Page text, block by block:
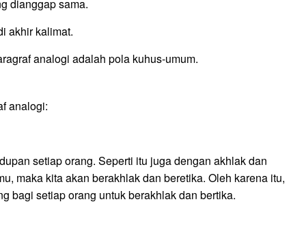
dianggap sama.
akhir kalimat.
analogi adalah pola kuhus-umum.
analogi:
setiap orang. Seperti itu juga dengan akhlak dan
maka kita akan berakhlak dan beretika. Oleh karena itu,
bagi setiap orang untuk berakhlak dan bertika.